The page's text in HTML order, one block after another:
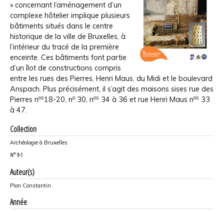
» concernant l’aménagement d’un
complexe hôtelier implique plusieurs
bâtiments situés dans le centre
historique de la ville de Bruxelles, à
l’intérieur du tracé de la première
enceinte. Ces bâtiments font partie
d’un îlot de constructions compris
entre les rues des Pierres, Henri Maus, du Midi et le boulevard
Anspach. Plus précisément, il s’agit des maisons sises rue des
Pierres nos18-20, no 30, nos 34 à 36 et rue Henri Maus nos 33
à 47.
Collection
Archéologie à Bruxelles
N° 9-1
Auteur(s)
Pion Constantin
Année